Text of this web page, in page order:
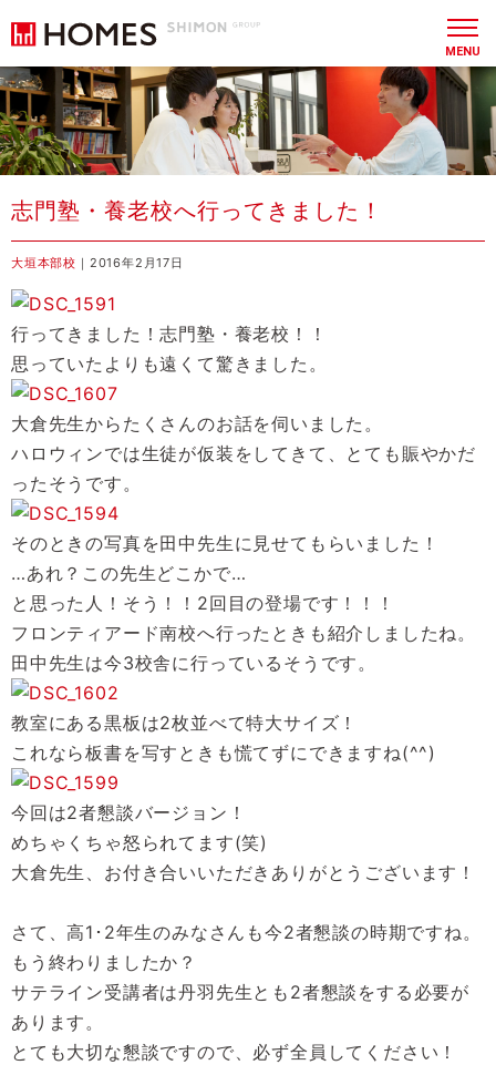
MENU
志門塾・養老校へ行ってきました！
大垣本部校 ｜2016年2月17日
行ってきました！志門塾・養老校！！
思っていたよりも遠くて驚きました。
大倉先生からたくさんのお話を伺いました。
ハロウィンでは生徒が仮装をしてきて、とても賑やかだ
ったそうです。
そのときの写真を田中先生に見せてもらいました！
…あれ？この先生どこかで…
と思った人！そう！！2回目の登場です！！！
フロンティアード南校へ行ったときも紹介しましたね。
田中先生は今3校舎に行っているそうです。
教室にある黒板は2枚並べて特大サイズ！
これなら板書を写すときも慌てずにできますね(^^)
今回は2者懇談バージョン！
めちゃくちゃ怒られてます(笑)
大倉先生、お付き合いいただきありがとうございます！
さて、高1･2年生のみなさんも今2者懇談の時期ですね。
もう終わりましたか？
サテライン受講者は丹羽先生とも2者懇談をする必要が
あります。
とても大切な懇談ですので、必ず全員してください！